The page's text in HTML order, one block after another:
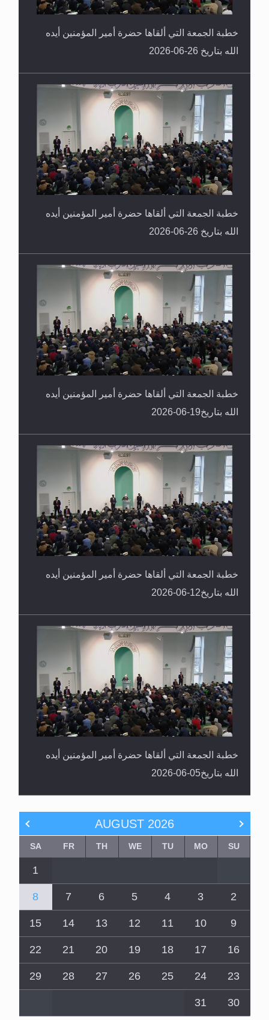
خطبة الجمعة التي ألقاها حضرة أمير المؤمنين أيده
الله بتاريخ 26-06-2026
خطبة الجمعة التي ألقاها حضرة أمير المؤمنين أيده
الله بتاريخ 26-06-2026
خطبة الجمعة التي ألقاها حضرة أمير المؤمنين أيده
الله بتاريخ19-06-2026
خطبة الجمعة التي ألقاها حضرة أمير المؤمنين أيده
الله بتاريخ12-06-2026
خطبة الجمعة التي ألقاها حضرة أمير المؤمنين أيده
الله بتاريخ05-06-2026
AUGUST 2026
SU
MO
TU
WE
TH
FR
SA
1
2
3
4
5
6
7
8
9
10
11
12
13
14
15
16
17
18
19
20
21
22
23
24
25
26
27
28
29
30
31